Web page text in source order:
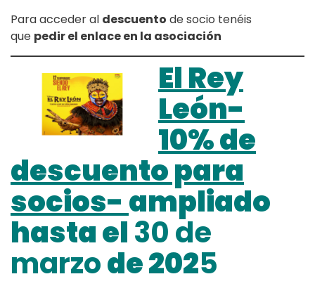
Para acceder al descuento de socio tenéis
que pedir el enlace en la asociación
El Rey
León-
10% de
descuento para
socios-ampliado
hasta el30 de
marzode 2025